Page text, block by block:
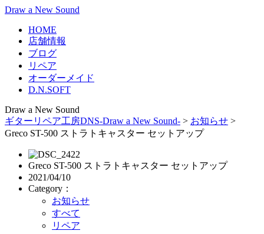
Draw a New Sound
HOME
店舗情報
ブログ
リペア
オーダーメイド
D.N.SOFT
Draw a New Sound
ギターリペア工房DNS-Draw a New Sound- > お知らせ >
Greco ST-500 ストラトキャスター セットアップ
Greco ST-500 ストラトキャスター セットアップ
2021/04/10
Category：
お知らせ
すべて
リペア